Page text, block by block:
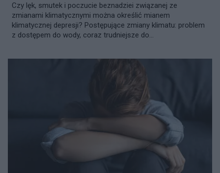
Czy lęk, smutek i poczucie beznadziei związanej ze
zmianami klimatycznymi można określić mianem
klimatycznej depresji? Postępujące zmiany klimatu: problem
z dostępem do wody, coraz trudniejsze do...